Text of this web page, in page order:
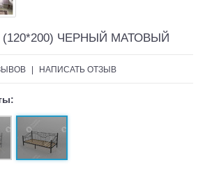
ЧЕРНЫЙ МАТОВЫЙ
НАПИСАТЬ ОТЗЫВ